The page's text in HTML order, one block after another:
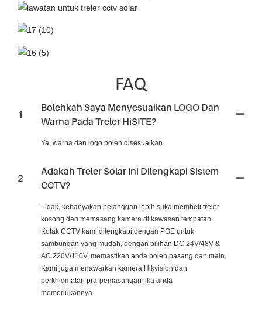
FAQ
1
Bolehkah Saya Menyesuaikan LOGO Dan
Warna Pada Treler HiSITE?
Ya, warna dan logo boleh disesuaikan.
2
Adakah Treler Solar Ini Dilengkapi Sistem
CCTV?
Tidak, kebanyakan pelanggan lebih suka membeli treler
kosong dan memasang kamera di kawasan tempatan.
Kotak CCTV kami dilengkapi dengan POE untuk
sambungan yang mudah, dengan pilihan DC 24V/48V &
AC 220V/110V, memastikan anda boleh pasang dan main.
Kami juga menawarkan kamera Hikvision dan
perkhidmatan pra-pemasangan jika anda
memerlukannya.